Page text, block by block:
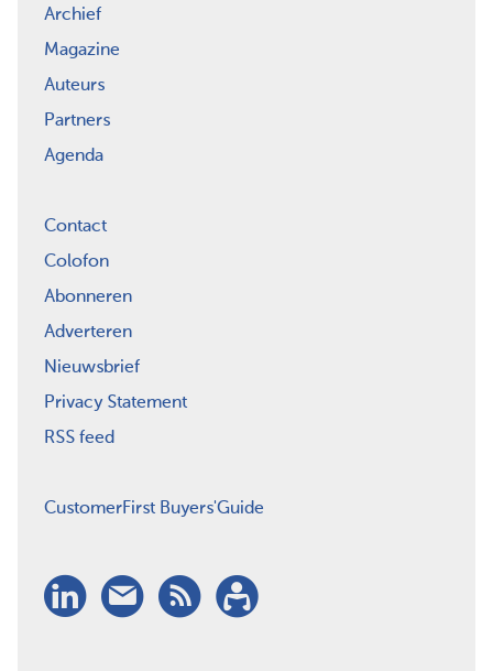
Archief
Magazine
Auteurs
Partners
Agenda
Contact
Colofon
Abonneren
Adverteren
Nieuwsbrief
Privacy Statement
RSS feed
CustomerFirst Buyers'Guide
LinkedIn
Nieuwsbrief
RSSAbonneren